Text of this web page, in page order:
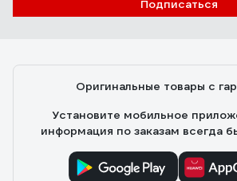
Подписаться
Оригинальные товары с
Установите мобильное
информация по заказам всегда